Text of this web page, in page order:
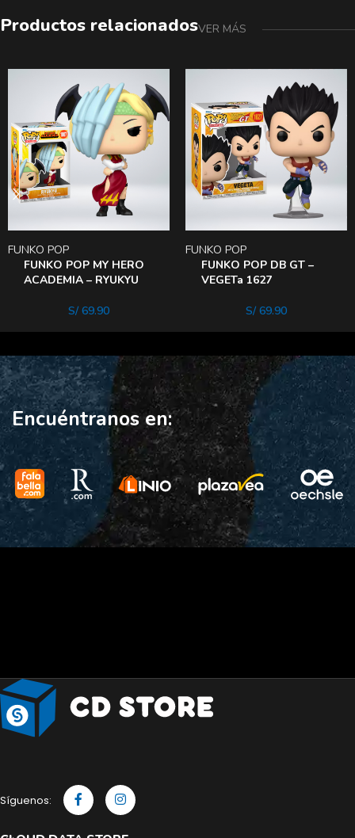
Productos relacionadosVER MÁS
FUNKO POP MY HERO
ACADEMIA – RYUKYU
FUNKO POP
S/69.90
FUNKO POP DB GT –
VEGETa 1627
FUNKO POP
S/69.90
Encuéntranos en:
Síguenos: